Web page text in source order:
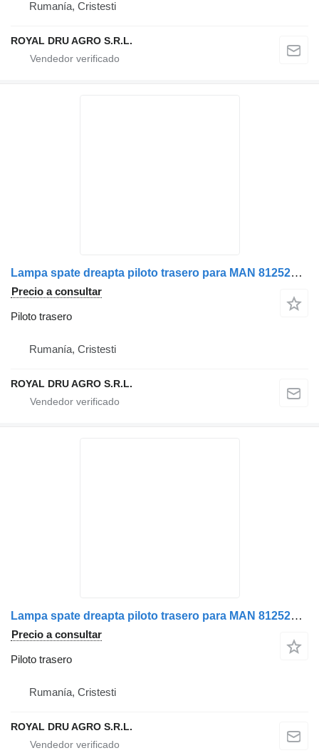
Rumanía, Cristesti
ROYAL DRU AGRO S.R.L.
Lampa spate dreapta piloto trasero para MAN 81252256532 81252256532 camión
Precio a consultar
Piloto trasero
Rumanía, Cristesti
ROYAL DRU AGRO S.R.L.
Lampa spate dreapta piloto trasero para MAN 8125225-6551 8125225-6541 8125225-6549 8125225-6545 camión
Precio a consultar
Piloto trasero
Rumanía, Cristesti
ROYAL DRU AGRO S.R.L.